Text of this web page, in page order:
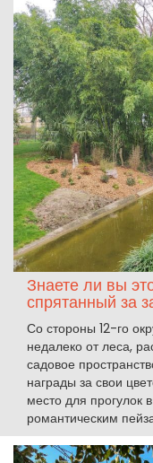
Знаете ли вы
спрятанный за
Со стороны 12-го
недалеко от леса,
садовое
награды за свои
место для прогулок
романтическим